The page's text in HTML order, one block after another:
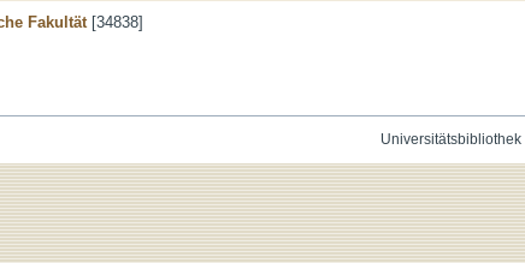
Fakultät[34838]
Universitätsbibliothek|